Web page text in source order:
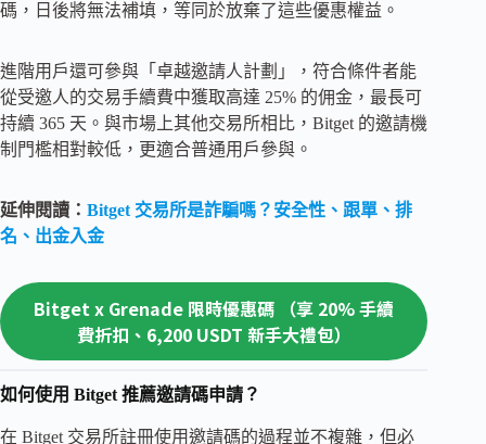
碼，日後將無法補填，等同於放棄了這些優惠權益。
進階用戶還可參與「卓越邀請人計劃」，符合條件者能
從受邀人的交易手續費中獲取高達 25% 的佣金，最長可
持續 365 天。與市場上其他交易所相比，Bitget 的邀請機
制門檻相對較低，更適合普通用戶參與。
延伸閱讀： Bitget 交易所是詐騙嗎？安全性、跟單、排
名、出金入金
Bitget x Grenade 限時優惠碼 （享 20% 手續
費折扣、6,200 USDT 新手大禮包）
如何使用 Bitget 推薦邀請碼申請？
在 Bitget 交易所註冊使用邀請碼的過程並不複雜，但必